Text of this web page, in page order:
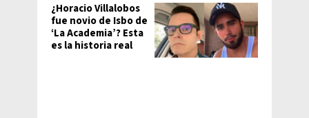
¿Horacio Villalobos
fue novio de Isbo de
‘La Academia’? Esta
es la historia real